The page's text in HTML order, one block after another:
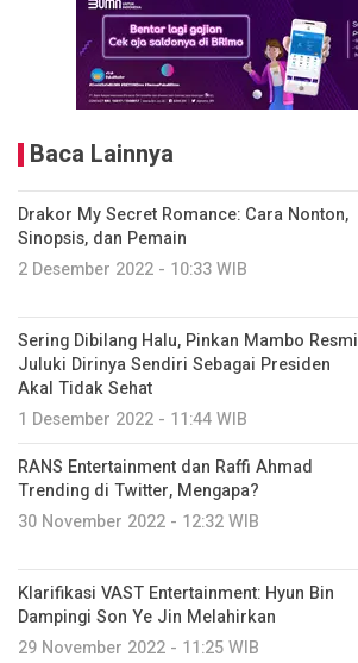
Baca Lainnya
Drakor My Secret Romance: Cara Nonton,
Sinopsis, dan Pemain
2 Desember 2022 - 10:33 WIB
Sering Dibilang Halu, Pinkan Mambo Resmi
Juluki Dirinya Sendiri Sebagai Presiden
Akal Tidak Sehat
1 Desember 2022 - 11:44 WIB
RANS Entertainment dan Raffi Ahmad
Trending di Twitter, Mengapa?
30 November 2022 - 12:32 WIB
Klarifikasi VAST Entertainment: Hyun Bin
Dampingi Son Ye Jin Melahirkan
29 November 2022 - 11:25 WIB